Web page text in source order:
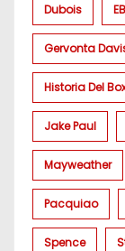
Dubois
Gervonta
Historia Del
Jake Paul
Mayweather
Pacquiao
Spence